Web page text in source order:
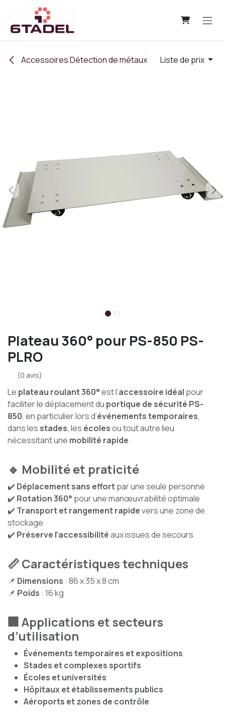
Se rendre au contenu
Accessoires Détection de métaux Liste de prix
Plateau 360° pour PS-850 PS-
PLRO
(0 avis)
Le plateau roulant 360°est l’accessoire idéal pour
faciliter le déplacement du portique de sécurité PS-
850, en particulier lors d’événements temporaires,
dans les stades, les écolesou tout autre lieu
nécessitant une mobilité rapide.
🔹 Mobilité et praticité
✔️ Déplacement sans effortpar une seule personne
✔️ Rotation 360° pour une manœuvrabilité optimale
✔️ Transport et rangement rapidevers une zone de
stockage
✔️ Préserve l’accessibilitéaux issues de secours
📏 Caractéristiques techniques
📌 Dimensions : 86 x 35 x 8 cm
📌 Poids : 16 kg
🏢 Applications et secteurs
d’utilisation
Événements temporaires et expositions
Stades et complexes sportifs
Écoles et universités
Hôpitaux et établissements publics
Aéroports et zones de contrôle